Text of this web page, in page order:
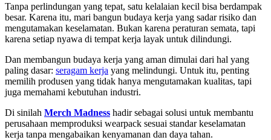
Tanpa perlindungan yang tepat, satu kelalaian kecil bisa berdampak
besar. Karena itu, mari bangun budaya kerja yang sadar risiko dan
mengutamakan keselamatan. Bukan karena peraturan semata, tapi
karena setiap nyawa di tempat kerja layak untuk dilindungi.
Dan membangun budaya kerja yang aman dimulai dari hal yang
paling dasar: seragam kerja yang melindungi. Untuk itu, penting
memilih produsen yang tidak hanya mengutamakan kualitas, tapi
juga memahami kebutuhan industri.
Di sinilah Merch Madness hadir sebagai solusi untuk membantu
perusahaan memproduksi wearpack sesuai standar keselamatan
kerja tanpa mengabaikan kenyamanan dan daya tahan.